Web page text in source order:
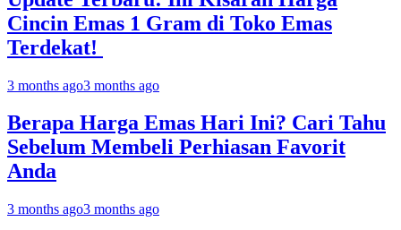
Cincin Emas 1 Gram di Toko Emas
Terdekat!
3 months ago3 months ago
Berapa Harga Emas Hari Ini? Cari Tahu
Sebelum Membeli Perhiasan Favorit
Anda
3 months ago3 months ago